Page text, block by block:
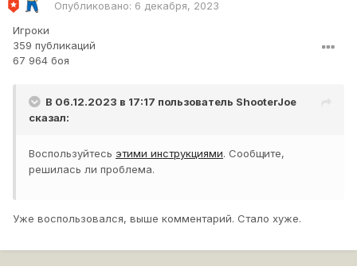
Опубликовано: 6 декабря, 2023
Игроки
359 публикаций
67 964 боя
В 06.12.2023 в 17:17 пользователь ShooterJoe
сказал:
Воспользуйтесь этими инструкциями. Сообщите,
решилась ли проблема.
Уже воспользовался, выше комментарий. Стало хуже.